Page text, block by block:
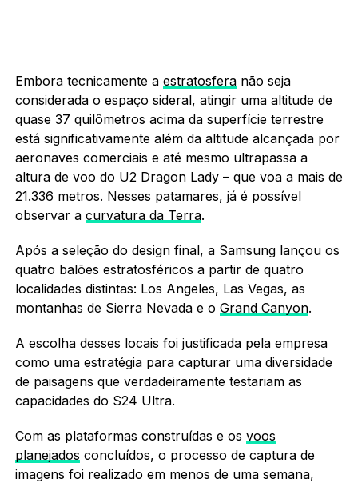
Embora tecnicamente a estratosferanão seja
considerada o espaço sideral, atingir uma altitude de
quase 37 quilômetros acima da superfície terrestre
está significativamente além da altitude alcançada por
aeronaves comerciais e até mesmo ultrapassa a
altura de voo do U2 Dragon Lady – que voa a mais de
21.336 metros. Nesses patamares, já é possível
observar a curvatura da Terra.
Após a seleção do design final, a Samsung lançou os
quatro balões estratosféricos a partir de quatro
localidades distintas: Los Angeles, Las Vegas, as
montanhas de Sierra Nevada e o Grand Canyon.
A escolha desses locais foi justificada pela empresa
como uma estratégia para capturar uma diversidade
de paisagens que verdadeiramente testariam as
capacidades do S24 Ultra.
Com as plataformas construídas e os voos
planejados concluídos, o processo de captura de
imagens foi realizado em menos de uma semana,